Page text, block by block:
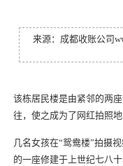
来源： 成都收账公司
该栋居民楼是由紧邻的两
往，使之成为了网红拍照地
几名女孩在“鸳鸯楼”拍摄视
的一座修建于上世纪七八